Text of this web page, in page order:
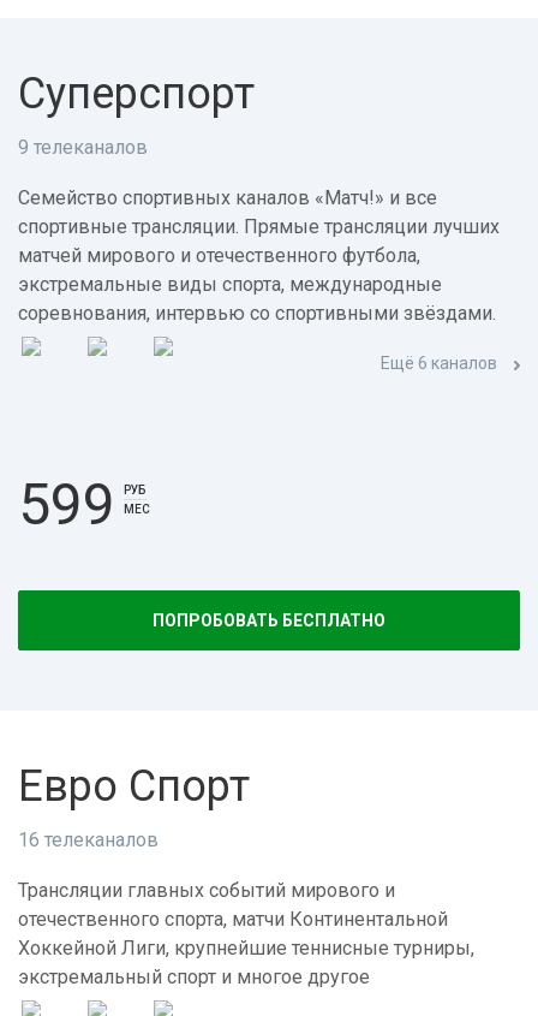
Суперспорт
9 телеканалов
Семейство спортивных каналов «Матч!» и все
спортивные трансляции. Прямые трансляции лучших
матчей мирового и отечественного футбола,
экстремальные виды спорта, международные
соревнования, интервью со спортивными звёздами.
Ещё 6 каналов
599
РУБ
МЕС
ПОПРОБОВАТЬ БЕСПЛАТНО
Евро Спорт
16 телеканалов
Трансляции главных событий мирового и
отечественного спорта, матчи Континентальной
Хоккейной Лиги, крупнейшие теннисные турниры,
экстремальный спорт и многое другое